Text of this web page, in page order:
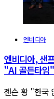
엔비디아
엔비디아, 샌
"AI 골든타임
젠슨 황 "한국